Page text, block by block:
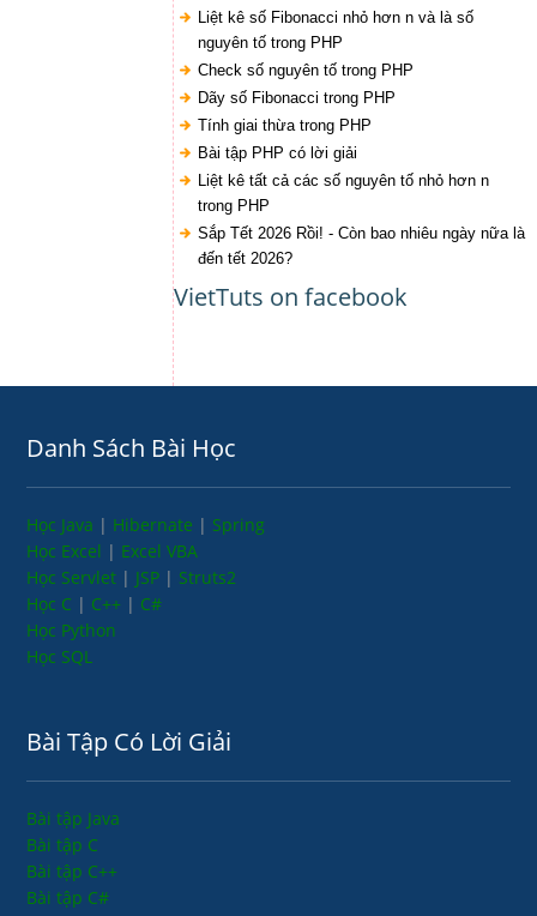
Liệt kê số Fibonacci nhỏ hơn n và là số
nguyên tố trong PHP
Check số nguyên tố trong PHP
Dãy số Fibonacci trong PHP
Tính giai thừa trong PHP
Bài tập PHP có lời giải
Liệt kê tất cả các số nguyên tố nhỏ hơn n
trong PHP
Sắp Tết 2026 Rồi! - Còn bao nhiêu ngày nữa là
đến tết 2026?
VietTuts on facebook
Danh Sách Bài Học
Học Java | Hibernate | Spring
Học Excel | Excel VBA
Học Servlet | JSP | Struts2
Học C | C++ | C#
Học Python
Học SQL
Bài Tập Có Lời Giải
Bài tập Java
Bài tập C
Bài tập C++
Bài tập C#